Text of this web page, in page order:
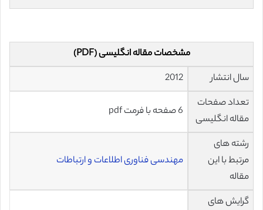
مشخصات مقاله انگلیسی (PDF)
سال انتشار
2012
تعداد صفحات
مقاله انگلیسی
6 صفحه با فرمت pdf
رشته های
مرتبط با این
مقاله
مهندسی فناوری اطلاعات و ارتباطات
گرایش های